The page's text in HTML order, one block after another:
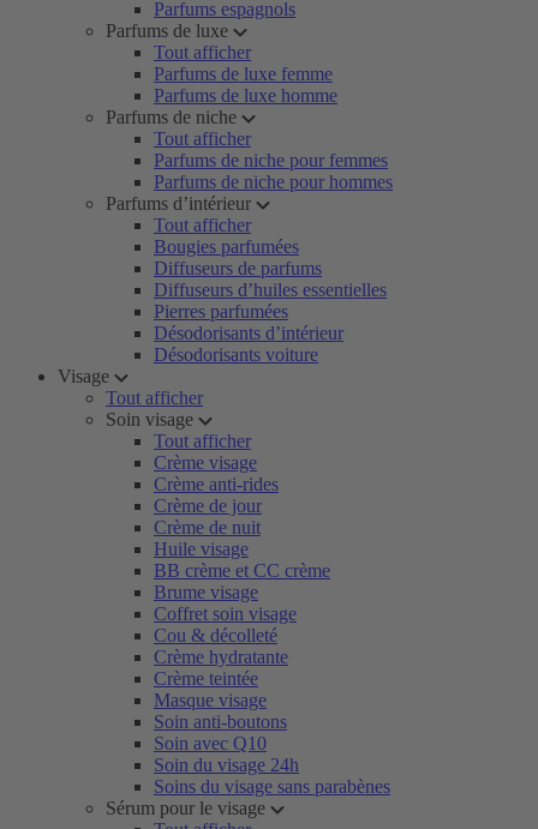
Parfums espagnols
Parfums de luxe
Tout afficher
Parfums de luxe femme
Parfums de luxe homme
Parfums de niche
Tout afficher
Parfums de niche pour femmes
Parfums de niche pour hommes
Parfums d’intérieur
Tout afficher
Bougies parfumées
Diffuseurs de parfums
Diffuseurs d’huiles essentielles
Pierres parfumées
Désodorisants d’intérieur
Désodorisants voiture
Visage
Tout afficher
Soin visage
Tout afficher
Crème visage
Crème anti-rides
Crème de jour
Crème de nuit
Huile visage
BB crème et CC crème
Brume visage
Coffret soin visage
Cou & décolleté
Crème hydratante
Crème teintée
Masque visage
Soin anti-boutons
Soin avec Q10
Soin du visage 24h
Soins du visage sans parabènes
Sérum pour le visage